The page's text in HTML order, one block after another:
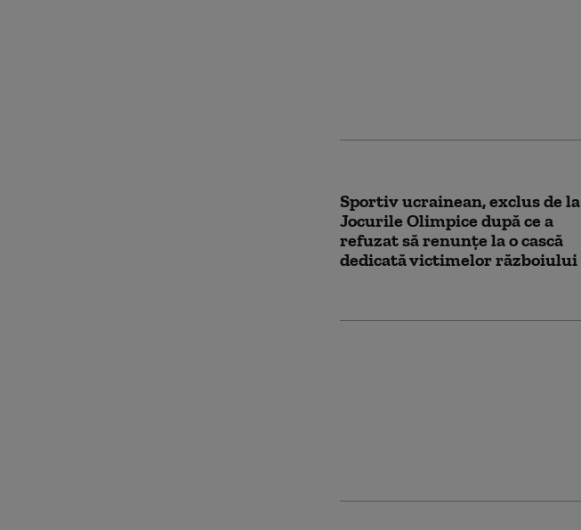
Sportiv ucrainean, exclus de la
Jocurile Olimpice după ce a
refuzat să renunțe la o cască
dedicată victimelor războiului